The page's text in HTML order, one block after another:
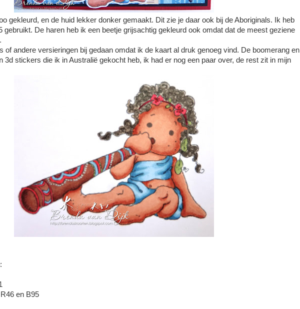
gekleurd, en de huid lekker donker gemaakt. Dit zie je daar ook bij de Aboriginals. Ik heb
gebruikt. De haren heb ik een beetje grijsachtig gekleurd ook omdat dat de meest geziene
of andere versieringen bij gedaan omdat ik de kaart al druk genoeg vind. De boomerang en
3d stickers die ik in Australië gekocht heb, ik had er nog een paar over, de rest zit in mijn
en B95